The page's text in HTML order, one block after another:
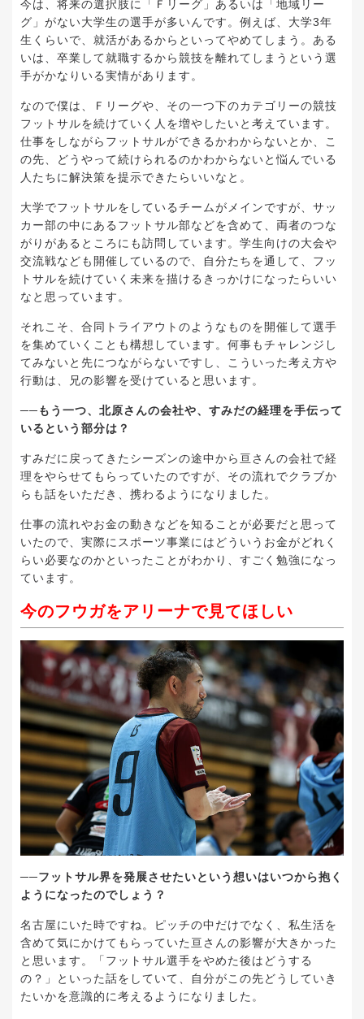
今は、将来の選択肢に「Ｆリーグ」あるいは「地域リー
グ」がない大学生の選手が多いんです。例えば、大学3年
生くらいで、就活があるからといってやめてしまう。ある
いは、卒業して就職するから競技を離れてしまうという選
手がかなりいる実情があります。
なので僕は、Ｆリーグや、その一つ下のカテゴリーの競技
フットサルを続けていく人を増やしたいと考えています。
仕事をしながらフットサルができるかわからないとか、こ
の先、どうやって続けられるのかわからないと悩んでいる
人たちに解決策を提示できたらいいなと。
大学でフットサルをしているチームがメインですが、サッ
カー部の中にあるフットサル部などを含めて、両者のつな
がりがあるところにも訪問しています。学生向けの大会や
交流戦なども開催しているので、自分たちを通して、フッ
トサルを続けていく未来を描けるきっかけになったらいい
なと思っています。
それこそ、合同トライアウトのようなものを開催して選手
を集めていくことも構想しています。何事もチャレンジし
てみないと先につながらないですし、こういった考え方や
行動は、兄の影響を受けていると思います。
──もう一つ、北原さんの会社や、すみだの経理を手伝って
いるという部分は？
すみだに戻ってきたシーズンの途中から亘さんの会社で経
理をやらせてもらっていたのですが、その流れでクラブか
らも話をいただき、携わるようになりました。
仕事の流れやお金の動きなどを知ることが必要だと思って
いたので、実際にスポーツ事業にはどういうお金がどれく
らい必要なのかといったことがわかり、すごく勉強になっ
ています。
今のフウガをアリーナで見てほしい
──フットサル界を発展させたいという想いはいつから抱く
ようになったのでしょう？
名古屋にいた時ですね。ピッチの中だけでなく、私生活を
含めて気にかけてもらっていた亘さんの影響が大きかった
と思います。「フットサル選手をやめた後はどうする
の？」といった話をしていて、自分がこの先どうしていき
たいかを意識的に考えるようになりました。